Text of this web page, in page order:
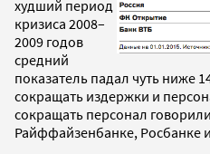
худший период
кризиса 2008–
2009 годов
средний
показатель падал чуть ниже
сокращать издержки и
сокращать персонал
Райффайзенбанке, Росбанке